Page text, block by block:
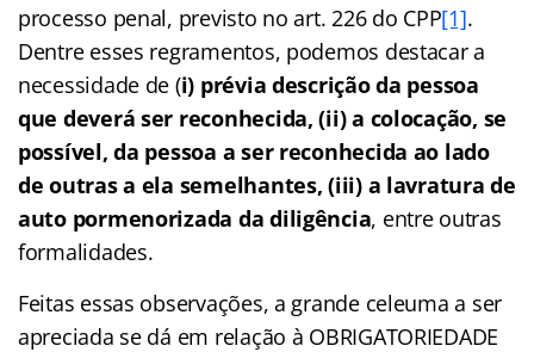
processo penal, previsto no art. 226 do CPP[1].
Dentre esses regramentos, podemos destacar a
necessidade de (i) prévia descrição da pessoa
que deverá ser reconhecida, (ii) a colocação, se
possível, da pessoa a ser reconhecida ao lado
de outras a ela semelhantes, (iii) a lavratura de
auto pormenorizada da diligência, entre outras
formalidades.
Feitas essas observações, a grande celeuma a ser
apreciada se dá em relação à OBRIGATORIEDADE